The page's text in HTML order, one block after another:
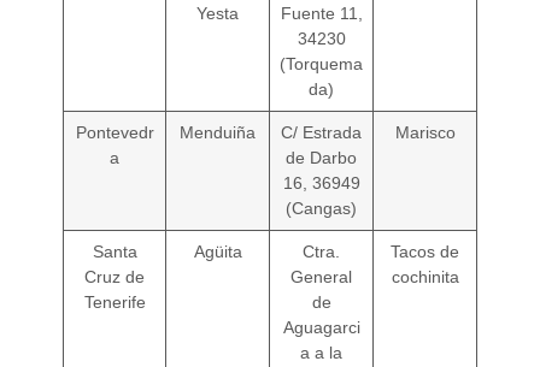
Yesta
Fuente 11,
34230
(Torquema
da)
Pontevedr
a
Menduiña
C/ Estrada
de Darbo
16, 36949
(Cangas)
Marisco
Santa
Cruz de
Tenerife
Agüita
Ctra.
General
de
Aguagarci
a a la
Tacos de
cochinita